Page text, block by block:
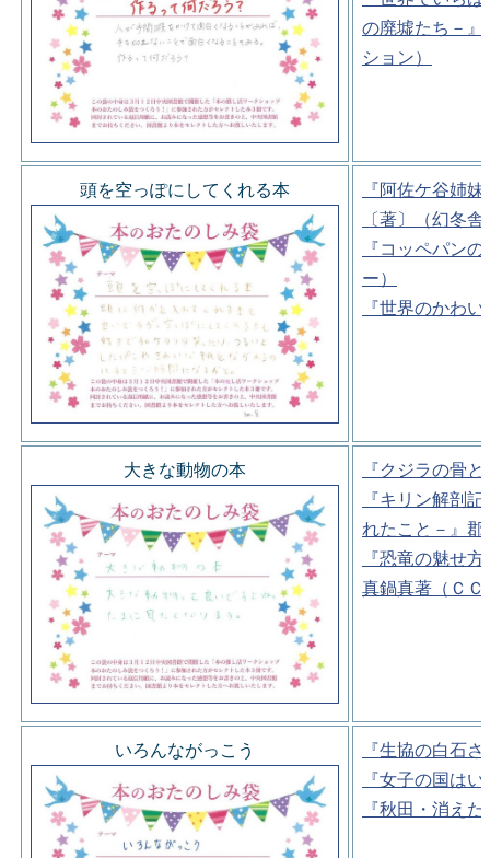
の廃墟たち－
ション）
頭を空っぽにしてくれる本
『阿佐ケ谷姉
〔著〕（幻冬舎
『コッペパン
ー）
『世界のかわ
大きな動物の本
『クジラの骨
『キリン解剖
れたこと－』
『恐竜の魅せ
真鍋真著（Ｃ
いろんながっこう
『生協の白石
『女子の国は
『秋田・消え